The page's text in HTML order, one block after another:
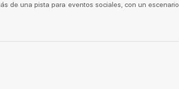
de una pista para eventos sociales, con un escenario